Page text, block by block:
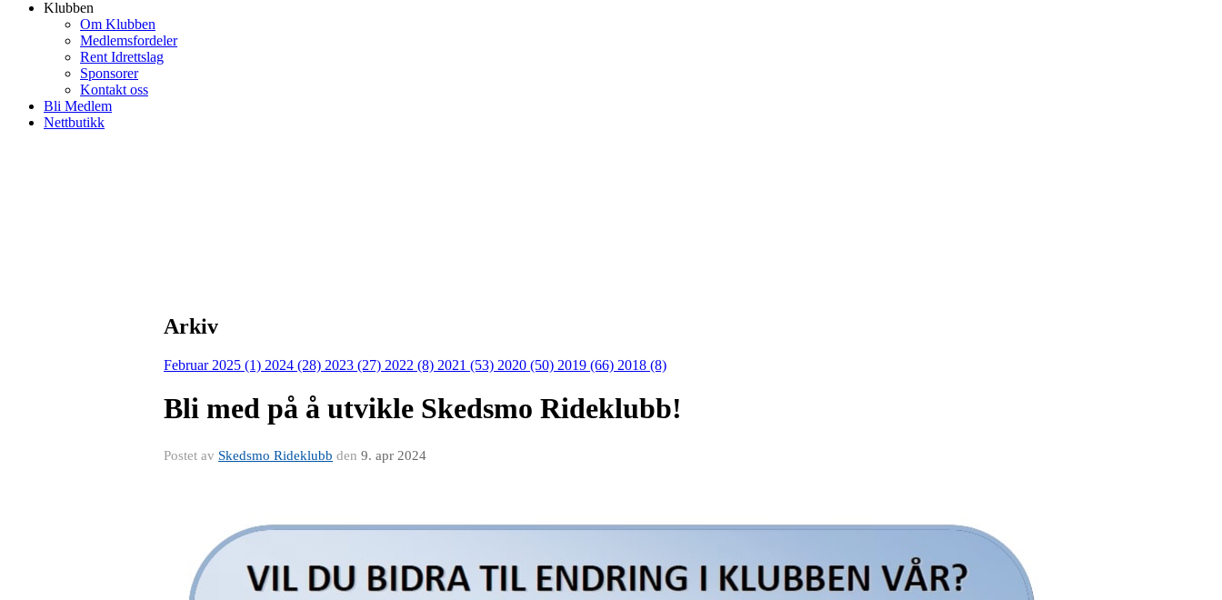
Klubben
Om Klubben
Medlemsfordeler
Rent Idrettslag
Sponsorer
Kontakt oss
Bli Medlem
Nettbutikk
Arkiv
Februar 2025 (1) 2024 (28) 2023 (27) 2022 (8) 2021 (53) 2020 (50) 2019 (66) 2018 (8)
Bli med på å utvikle Skedsmo Rideklubb!
Postet av Skedsmo Rideklubb den 9. apr 2024